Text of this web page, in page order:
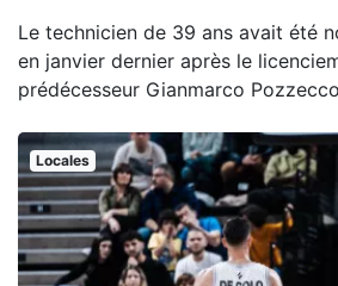
Le technicien de 39 ans avait été
en janvier dernier après le
prédécesseur Gianmarco
Locales